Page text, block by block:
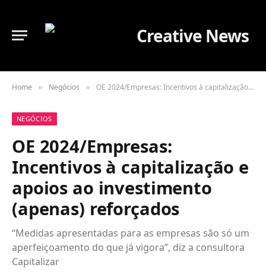
Home » Negócios » OE 2024/Empresas: Incentivos à capitalização e apoios ao investimento (apenas) reforçados
NEGÓCIOS
OE 2024/Empresas:
Incentivos à capitalização e
apoios ao investimento
(apenas) reforçados
“Medidas apresentadas para as empresas são só um
aperfeiçoamento do que já vigora”, diz a consultora
Capitalizar